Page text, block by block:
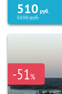
510 руб.
5190руб.
-51%